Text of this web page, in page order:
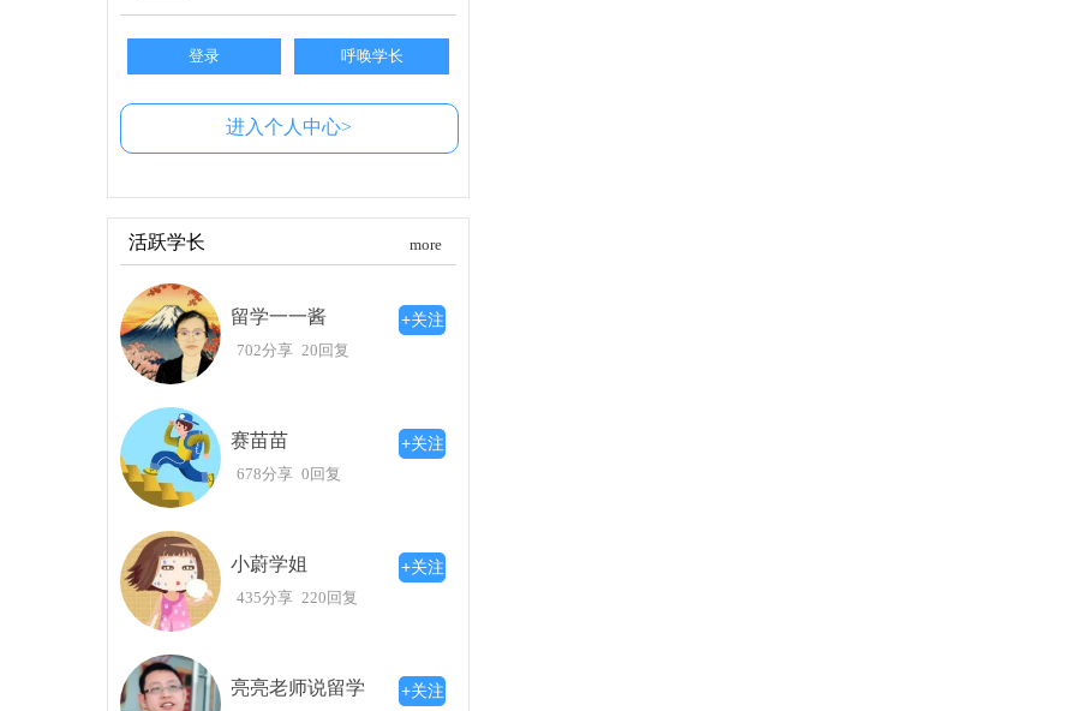
到，许多人可能并不理解，入学的路途并非完全平坦，女生在其中面临的困难往往更是不容忽视。这段发言让我
上，获得帮助与支持才是成功的关键。
另外，她提到女权主义并不是要将女性同女性平起平坐，而是要尊重弱者本身。这种思想让我明白，大学需要
性正是来自不同价值观的碰撞。学校也鼓励我们探索外面的世界，参与国际交流，面对文化差异无所畏惧。
重视知识的真正意义
在这次入学典礼中，我真正明白了学习的价值。不仅是获取已知的知识，更是培养创造性思维的能力。这个过
感受到一种全新的骄傲，原来，东大的名号不仅是荣誉，它更是一种责任。我们要用所学去支持更弱小的个体，
是为了自己的成功而付出。
不断变化的认识
在最近的东大毕业典礼上，我又一次感受到了学校面对社会问题的态度。在许多民众把对新冠疫情的怨恨归咎
时，东大表现出其一贯的立场与信念，这种做法令我倍感欣慰。留学后的日子仍在继续，我相信，我对东大的感
东大的生活让我领悟了许多，不论未来走向何方，那段留学经历将永远在我心中闪光。
登录 呼唤学长
进入个人中心>
活跃学长 more
留学一一酱 +关注
702分享 20回复
赛苗苗 +关注
678分享 0回复
小蔚学姐 +关注
435分享 220回复
亮亮老师说留学 +关注